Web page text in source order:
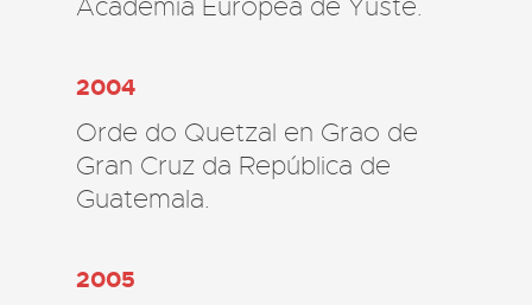
Academia Europea de Yuste.
2004
Orde do Quetzal en Grao de
Gran Cruz da República de
Guatemala.
2005